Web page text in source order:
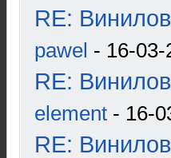
RE:
pawel - 16-03-
RE:
element - 16-
RE: